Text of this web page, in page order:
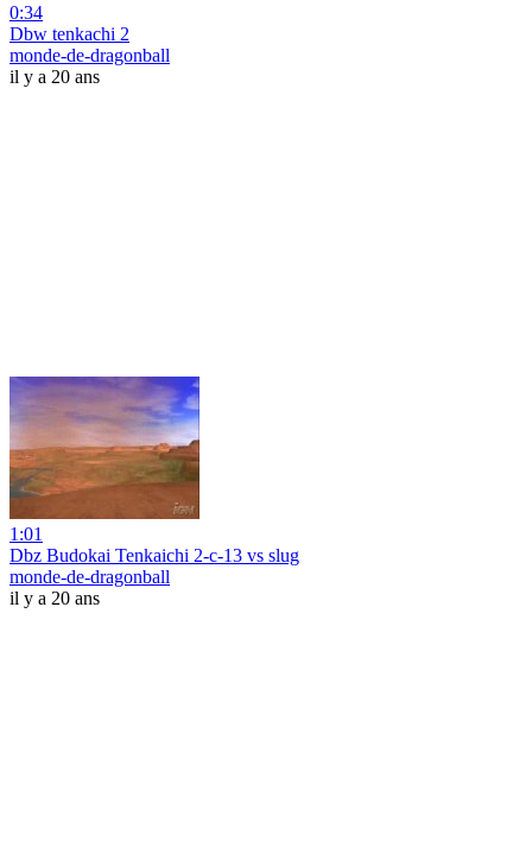
0:34
Dbw tenkachi 2
monde-de-dragonball
il y a 20 ans
1:01
Dbz Budokai Tenkaichi 2-c-13 vs slug
monde-de-dragonball
il y a 20 ans